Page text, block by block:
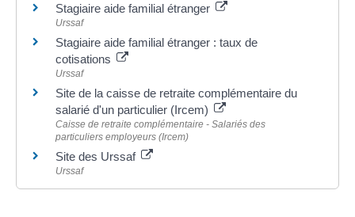
Stagiaire aide familial étranger
Urssaf
Stagiaire aide familial étranger : taux de
cotisations
Urssaf
Site de la caisse de retraite complémentaire du
salarié d'un particulier (Ircem)
Caisse de retraite complémentaire - Salariés des
particuliers employeurs (Ircem)
Site des Urssaf
Urssaf